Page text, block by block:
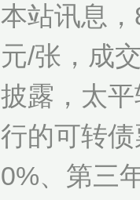
本站讯息
元/张，成
披露，太
行的可转
0%、第三